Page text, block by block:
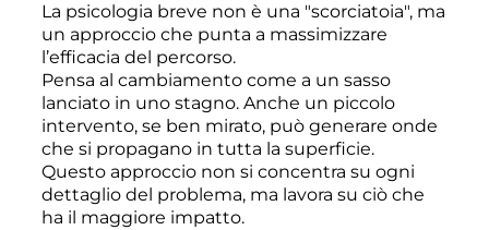
La psicologia breve non è una "scorciatoia", ma
un approccio che punta a massimizzare
l’efficacia del percorso.
Pensa al cambiamento come a un sasso
lanciato in uno stagno. Anche un piccolo
intervento, se ben mirato, può generare onde
che si propagano in tutta la superficie.
Questo approccio non si concentra su ogni
dettaglio del problema, ma lavora su ciò che
ha il maggiore impatto.